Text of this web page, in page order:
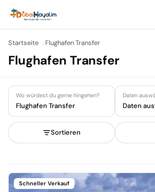
Startseite Flughafen Transfer
Flughafen Transfer
Wo würdest du gerne hingehen?
Flughafen Transfer
Daten
Daten
Sortieren
Schneller Verkauf